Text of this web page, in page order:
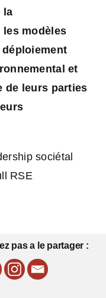
la
modèles
déploiement
et
de leurs parties
sociétal
RSE
pas a le partager :